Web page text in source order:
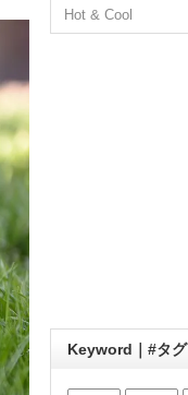
Hot & Cool
Keyword｜#タグ